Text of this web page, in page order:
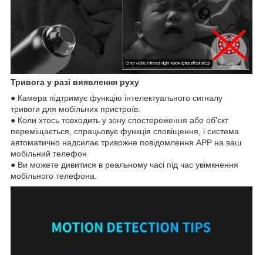
Тривога у разі виявлення руху
● Камера підтримує функцію інтелектуального сигналу
тривоги для мобільних пристроїв.
● Коли хтось товходить у зону спостереження або об'єкт
переміщається, спрацьовує функція сповіщення, і система
автоматично надсилає тривожне повідомлення APP на ваш
мобільний телефон
● Ви можете дивитися в реальному часі під час увімкнення
мобільного телефона.